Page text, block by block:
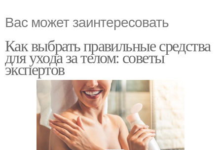
Вас может заинтересовать
Как выбрать правильные средства
для ухода за телом: советы
экспертов